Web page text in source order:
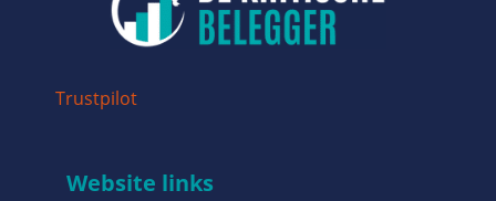
Trustpilot
Website links